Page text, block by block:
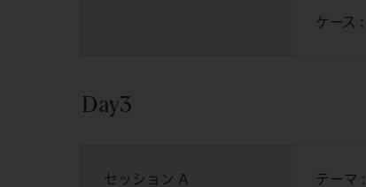
ケース :
Day3
セッション A テーマ :